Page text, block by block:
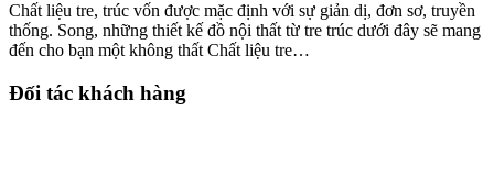
Chất liệu tre, trúc vốn được mặc định với sự giản dị, đơn sơ, truyền
thống. Song, những thiết kế đồ nội thất từ tre trúc dưới đây sẽ mang
đến cho bạn một không thất Chất liệu tre…
Đối tác khách hàng